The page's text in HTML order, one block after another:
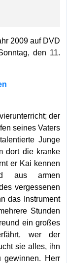
2009 auf DVD
den 11.
der
seines Vaters
Junge
dort die kranke
er Kai kennen
aus armen
vergessenen
das Instrument
Stunden
ein großes
wer der
sie alles, ihn
gewinnen. Herr